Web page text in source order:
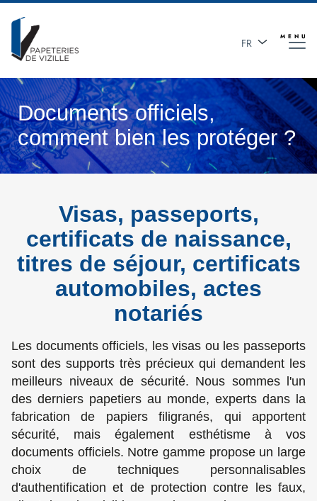
Aller
contenu
principal
FR
MENU
Documents officiels,
comment bien les protéger ?
Visas, passeports,
certificats de naissance,
titres de séjour, certificats
automobiles, actes
notariés
Les documents officiels, les visas ou les passeports
sont des supports très précieux qui demandent les
meilleurs niveaux de sécurité. Nous sommes l'un
des derniers papetiers au monde, experts dans la
fabrication de papiers filigranés, qui apportent
sécurité, mais également esthétisme à vos
documents officiels. Notre gamme propose un large
choix de techniques personnalisables
d'authentification et de protection contre les faux,